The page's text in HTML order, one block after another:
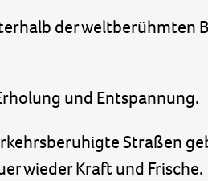
der weltberühmten
und Entspannung.
Straßen
wieder Kraft und Frische.